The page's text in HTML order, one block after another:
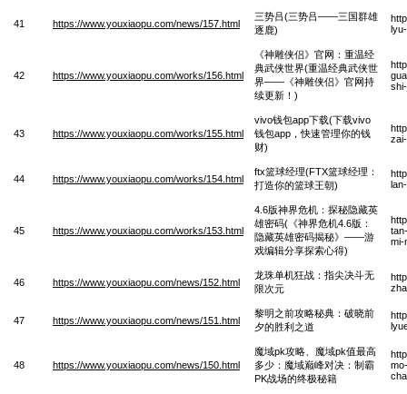
41 https://www.youxiaopu.com/news/157.html
三势吕(三势吕——三国群雄
逐鹿)
42 https://www.youxiaopu.com/works/156.html
《神雕侠侣》官网：重温经
典武侠世界(重温经典武侠世
界——《神雕侠侣》官网持
续更新！)
43 https://www.youxiaopu.com/works/155.html
vivo钱包app下载(下载vivo
钱包app，快速管理你的钱
财)
44 https://www.youxiaopu.com/works/154.html
ftx篮球经理(FTX篮球经理：
打造你的篮球王朝)
45 https://www.youxiaopu.com/works/153.html
4.6版神界危机：探秘隐藏英
雄密码(《神界危机4.6版：
隐藏英雄密码揭秘》——游
戏编辑分享探索心得)
mi-
46 https://www.youxiaopu.com/news/152.html
龙珠单机狂战：指尖决斗无
限次元
47 https://www.youxiaopu.com/news/151.html
黎明之前攻略秘典：破晓前
夕的胜利之道
48 https://www.youxiaopu.com/news/150.html
魔域pk攻略、魔域pk值最高
多少：魔域巅峰对决：制霸
PK战场的终极秘籍